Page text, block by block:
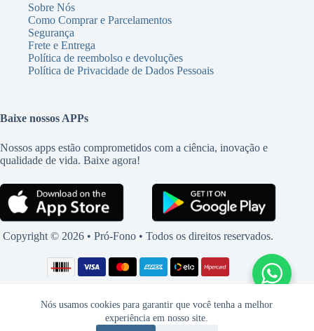
Nós usamos cookies para garantir que você tenha a melhor
experiência em nosso site.
Sobre Nós
Como Comprar e Parcelamentos
Segurança
Frete e Entrega
Política de reembolso e devoluções
Política de Privacidade de Dados Pessoais
Baixe nossos APPs
Nossos apps estão comprometidos com a ciência, inovação e
qualidade de vida. Baixe agora!
Copyright © 2026 • Pró-Fono • Todos os direitos reservados.